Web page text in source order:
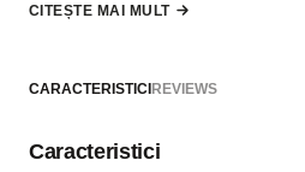
care grosimea peretelui nu permite
*Nu se include mâner, broască și
CITEȘTE MAI MULT
CARACTERISTICI REVIEWS
Caracteristici